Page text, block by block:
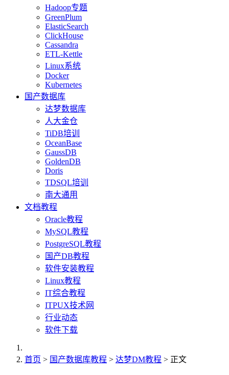
Hadoop专题
GreenPlum
ElasticSearch
ClickHouse
Cassandra
ETL-Kettle
Linux系统
Docker
Kubernetes
国产数据库
达梦数据库
人大金仓
TiDB培训
OceanBase
GaussDB
GoldenDB
Doris
TDSQL培训
南大通用
文档教程
Oracle教程
MySQL教程
PostgreSQL教程
国产DB教程
软件安装教程
Linux教程
IT综合教程
ITPUX技术网
行业动态
软件下载
首页 > 国产数据库教程 > 达梦DM教程 > 正文